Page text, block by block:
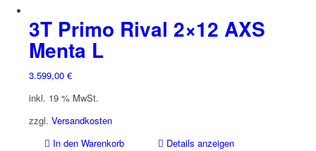
3T Primo Rival 2×12 AXS
Menta L
3.599,00 €
inkl. 19 % MwSt.
zzgl. Versandkosten
In den Warenkorb
Details anzeigen